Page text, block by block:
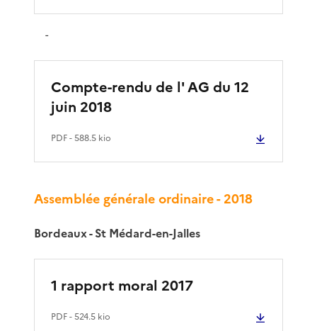
-
Compte-rendu de l' AG du 12
juin 2018
PDF- 588.5 kio
Assemblée générale ordinaire - 2018
Bordeaux - St Médard-en-Jalles
1 rapport moral 2017
PDF- 524.5 kio